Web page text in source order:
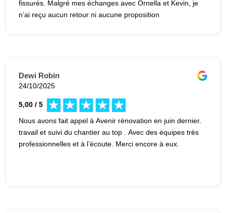
fissurés. Malgré mes échanges avec Ornella et Kevin, je
n’ai reçu aucun retour ni aucune proposition
Dewi Robin
24/10/2025
5,00 / 5
Nous avons fait appel à Avenir rénovation en juin dernier.
travail et suivi du chantier au top . Avec des équipes très
professionnelles et à l’écoute. Merci encore à eux.